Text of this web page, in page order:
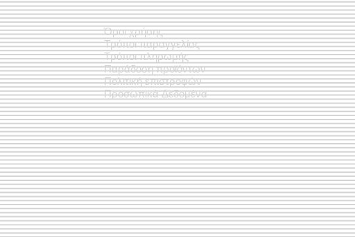
Όροι χρήσης
Τρόποι παραγγελίας
Τρόποι πληρωμής
Παράδοση προϊόντων
Πολιτική επιστροφών
Προσωπικά Δεδομένα